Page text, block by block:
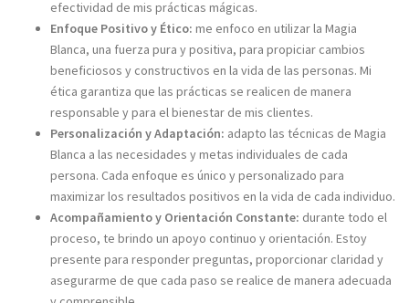
efectividad de mis prácticas mágicas.​
Enfoque Positivo y Ético: me enfoco en utilizar la Magia
Blanca, una fuerza pura y positiva, para propiciar cambios
beneficiosos y constructivos en la vida de las personas. Mi
ética garantiza que las prácticas se realicen de manera
responsable y para el bienestar de mis clientes.​
Personalización y Adaptación: adapto las técnicas de Magia
Blanca a las necesidades y metas individuales de cada
persona. Cada enfoque es único y personalizado para
maximizar los resultados positivos en la vida de cada individuo.​
Acompañamiento y Orientación Constante: durante todo el
proceso, te brindo un apoyo continuo y orientación. Estoy
presente para responder preguntas, proporcionar claridad y
asegurarme de que cada paso se realice de manera adecuada